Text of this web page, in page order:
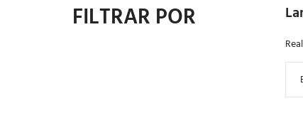
FILTRAR POR